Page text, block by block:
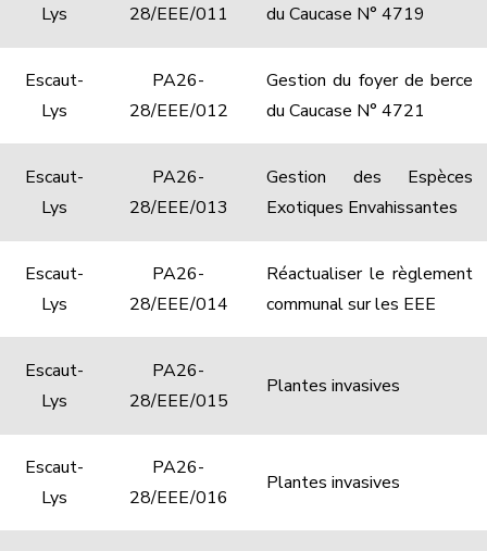
Lys
28/EEE/011
du Caucase N° 4719
Escaut-
Lys
PA26-
28/EEE/012
Gestion du foyer de berce
du Caucase N° 4721
Escaut-
Lys
PA26-
28/EEE/013
Gestion des Espèces
Exotiques Envahissantes
Escaut-
Lys
PA26-
28/EEE/014
Réactualiser le règlement
communal sur les EEE
Escaut-
Lys
PA26-
28/EEE/015
Plantes invasives
Escaut-
Lys
PA26-
28/EEE/016
Plantes invasives